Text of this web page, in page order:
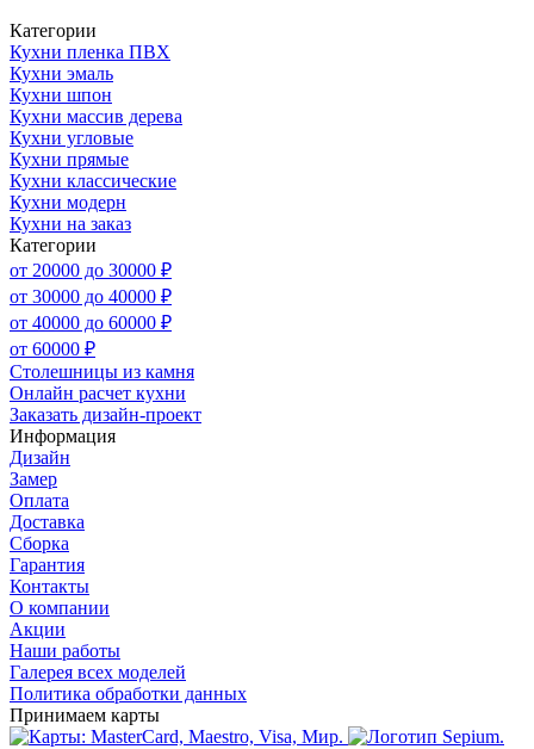
Категории
Кухни пленка ПВХ
Кухни эмаль
Кухни шпон
Кухни массив дерева
Кухни угловые
Кухни прямые
Кухни классические
Кухни модерн
Кухни на заказ
Категории
от 20000 до 30000 ₽
от 30000 до 40000 ₽
от 40000 до 60000 ₽
от 60000 ₽
Столешницы из камня
Онлайн расчет кухни
Заказать дизайн-проект
Информация
Дизайн
Замер
Оплата
Доставка
Сборка
Гарантия
Контакты
О компании
Акции
Наши работы
Галерея всех моделей
Политика обработки данных
Принимаем карты